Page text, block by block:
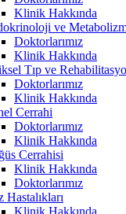
Klinik Hakkında
ve
Doktorlarımız
Klinik Hakkında
Tıp ve
Doktorlarımız
Klinik Hakkında
Cerrahi
Doktorlarımız
Klinik Hakkında
Cerrahisi
Klinik Hakkında
Doktorlarımız
Hastalıkları
Klinik Hakkında